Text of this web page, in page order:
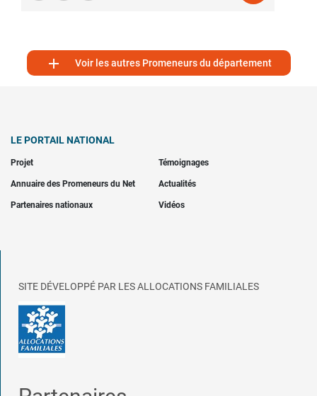
 Voir les autres Promeneurs du département
LE PORTAIL NATIONAL
Projet Témoignages
Annuaire des Promeneurs du Net Actualités
Partenaires nationaux Vidéos
SITE DÉVELOPPÉ PAR LES ALLOCATIONS FAMILIALES